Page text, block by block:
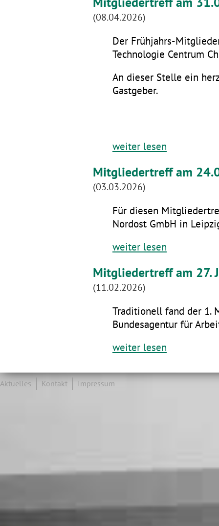
(08.04.2026)
Der Frühjahrs-
Technologie Centrum
An dieser Stelle ein
Gastgeber.
weiter lesen
Mitgliedertreff am
(03.03.2026)
Für diesen
Nordost GmbH in
weiter lesen
Mitgliedertreff am 27.
(11.02.2026)
Traditionell fand der 1.
Bundesagentur für
weiter lesen
Aktuelles Kontakt Impressum